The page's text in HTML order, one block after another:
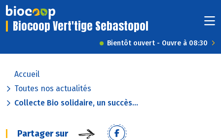
Biocoop Vert'tige Sebastopol
Bientôt ouvert - Ouvre à 08:30
Accueil
Toutes nos actualités
Collecte Bio solidaire, un succès...
Partager sur